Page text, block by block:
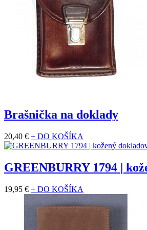
Brašnička na doklady
20,40 € + DO KOŠÍKA
GREENBURRY 1794 |
19,95 € + DO KOŠÍKA